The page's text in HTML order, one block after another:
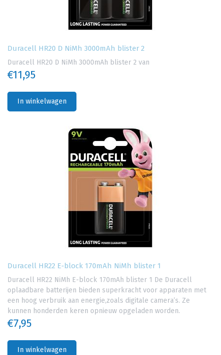
Duracell HR20 D NiMh 3000mAh blister 2
Duracell HR20 D NiMh 3000mAh blister 2 van
€11,95
In winkelwagen
Duracell HR22 E-block 170mAh NiMh blister 1
Duracell HR22 NiMh E-block 170mAh blister 1 De Duracell
oplaadbare batterijen bieden superkracht voor apparaten met
een hoog verbruik aan energie,zoals digitale camera’s. Ze
kunnen honderden keren opnieuw opgeladen worden.
€7,95
In winkelwagen